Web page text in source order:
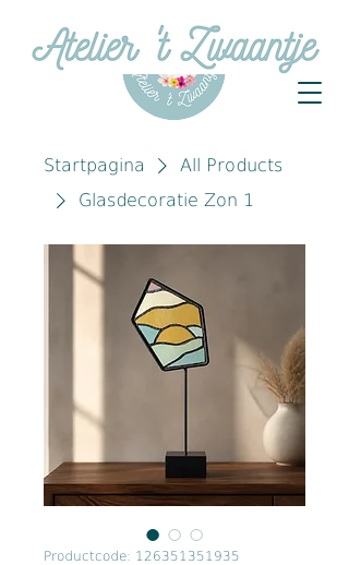
Startpagina
All Products
Glasdecoratie Zon 1
Productcode: 126351351935